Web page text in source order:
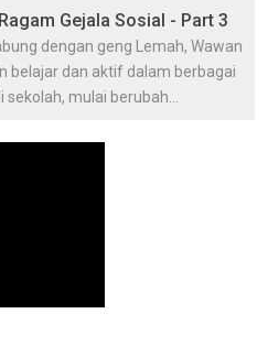
Gejala Sosial - Part 3
dengan geng Lemah, Wawan
belajar dan aktif dalam berbagai
sekolah, mulai berubah...